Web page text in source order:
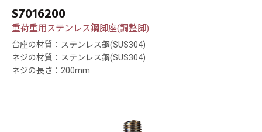
S7016200
重荷重用ステンレス鋼脚座(調整脚)
台座の材質：ステンレス鋼(SUS304)
ネジの材質：ステンレス鋼(SUS304)
ネジの長さ：200mm